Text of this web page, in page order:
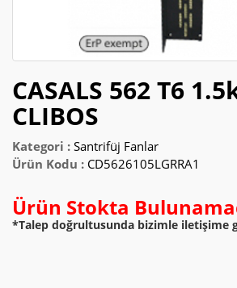
CASALS 562 T6
CLIBOS
Kategori : Santrifüj Fanlar
Ürün Kodu : CD5626105LGRRA1
Ürün Stokta
*Talep doğrultusunda bizimle iletişime